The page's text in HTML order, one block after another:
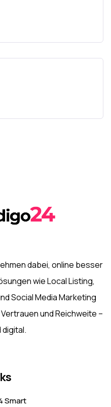
dabei, online besser
wie Local Listing,
Social Media Marketing
und Reichweite –
digital.
Smart